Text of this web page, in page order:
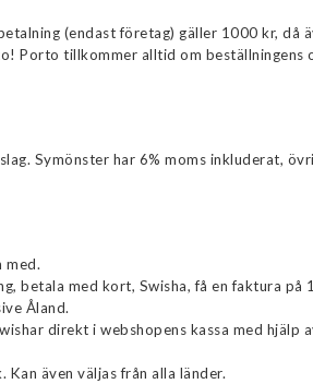
(endast företag) gäller 1000 kr, då
Porto tillkommer alltid om beställningens
Symönster har 6% moms inkluderat,
med.
betala med kort, Swisha, få en faktura på
Åland.
direkt i webshopens kassa med hjälp
även väljas från alla länder.